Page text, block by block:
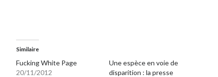
Similaire
Fucking White Page
20/11/2012
Une espèce en voie de
disparition : la presse